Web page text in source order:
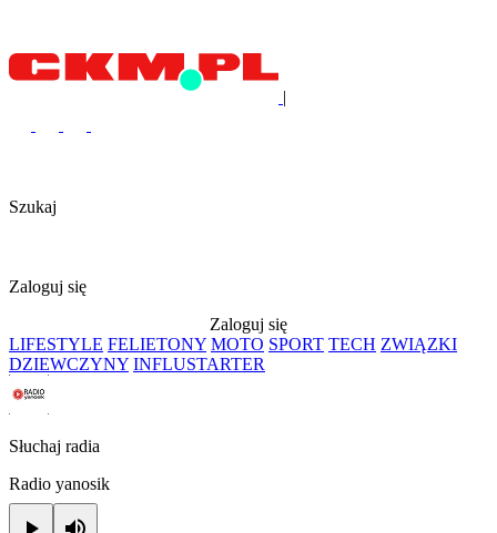
|
Szukaj
Zaloguj się
Zaloguj się
LIFESTYLE FELIETONY MOTO SPORT TECH ZWIĄZKI
DZIEWCZYNY INFLUSTARTER
Słuchaj radia
Radio yanosik
Play